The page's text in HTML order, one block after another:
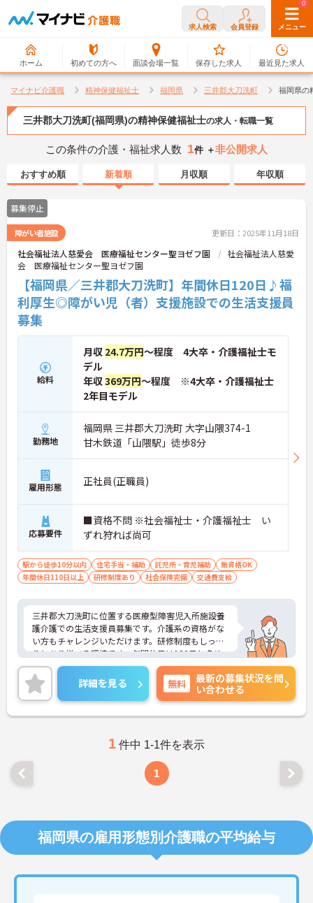
求人検索 会員登録 メニュー
ホーム 初めての方へ 面談会場一覧
0
保存した求人
0
最近見た求人
マイナビ介護職 精神保健福祉士 福岡県 三井郡大刀洗町 福岡県の
三井郡大刀洗町(福岡県)の精神保健福祉士の求人・転職一覧
この条件の介護・福祉求人数 1件 ＋非公開求人
おすすめ順 新着順 月収順 年収順
募集停止
障がい者施設 更新日：2025年11月18日
社会福祉法人慈愛会 医療福祉センター聖ヨゼフ園
社会福祉法人慈愛
会 医療福祉センター聖ヨゼフ園
【福岡県／三井郡大刀洗町】年間休日120日♪福
利厚生◎障がい児（者）支援施設での生活支援員
募集
給料
月収 24.7万円～程度 4大卒・介護福祉士モ
デル
年収369万円～程度 ※4大卒・介護福祉士
2年目モデル
勤務地
福岡県 三井郡大刀洗町 大字山隈374-1
甘木鉄道「山隈駅」徒歩8分
雇用形態 正社員(正職員)
応募要件
■資格不問 ※社会福祉士・介護福祉士 い
ずれ狩れば尚可
駅から徒歩10分以内 住宅手当・補助 託児所・育児補助
無資格OK
年間休日110日以上
研修制度あり 社会保険完備 交通費支給
三井郡大刀洗町に位置する医療型障害児入所施設養
護介護での生活支援員募集です。介護系の資格がな
い方もチャレンジいただけます。研修制度もしっか
りとあり学べる環境です。年間休日は120日と多め
で、ワークライフバランスも実現しやすいです。ご
興味のある方には、面接対策ポイントなど、さらに
詳細をお話しいたしますのでお気軽にご相談くださ
い！
詳細を見る 無料
最新の募集状況を問
い合わせる
1 件中 1-1件を表示
1
福岡県の雇用形態別介護職の平均給与